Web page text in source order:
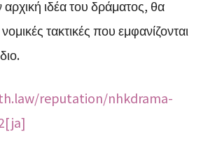
ιδέα του δράματος, θα
τακτικές που εμφανίζονται
reputation/nhkdrama-